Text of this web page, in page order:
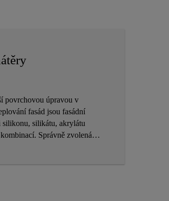
povrchovou úpravou v
fasád jsou fasádní
silikonu, silikátu, akrylátu
Správně zvolená